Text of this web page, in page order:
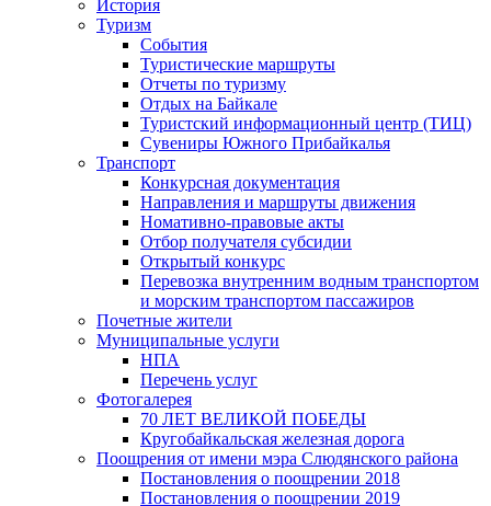
История
Туризм
События
Туристические маршруты
Отчеты по туризму
Отдых на Байкале
Туристский информационный центр (ТИЦ)
Сувениры Южного Прибайкалья
Транспорт
Конкурсная документация
Направления и маршруты движения
Номативно-правовые акты
Отбор получателя субсидии
Открытый конкурс
Перевозка внутренним водным транспортом
и морским транспортом пассажиров
Почетные жители
Муниципальные услуги
НПА
Перечень услуг
Фотогалерея
70 ЛЕТ ВЕЛИКОЙ ПОБЕДЫ
Кругобайкальская железная дорога
Поощрения от имени мэра Слюдянского района
Постановления о поощрении 2018
Постановления о поощрении 2019